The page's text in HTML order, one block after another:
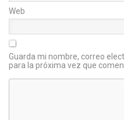
Web
Guarda mi nombre, correo
para la próxima vez que